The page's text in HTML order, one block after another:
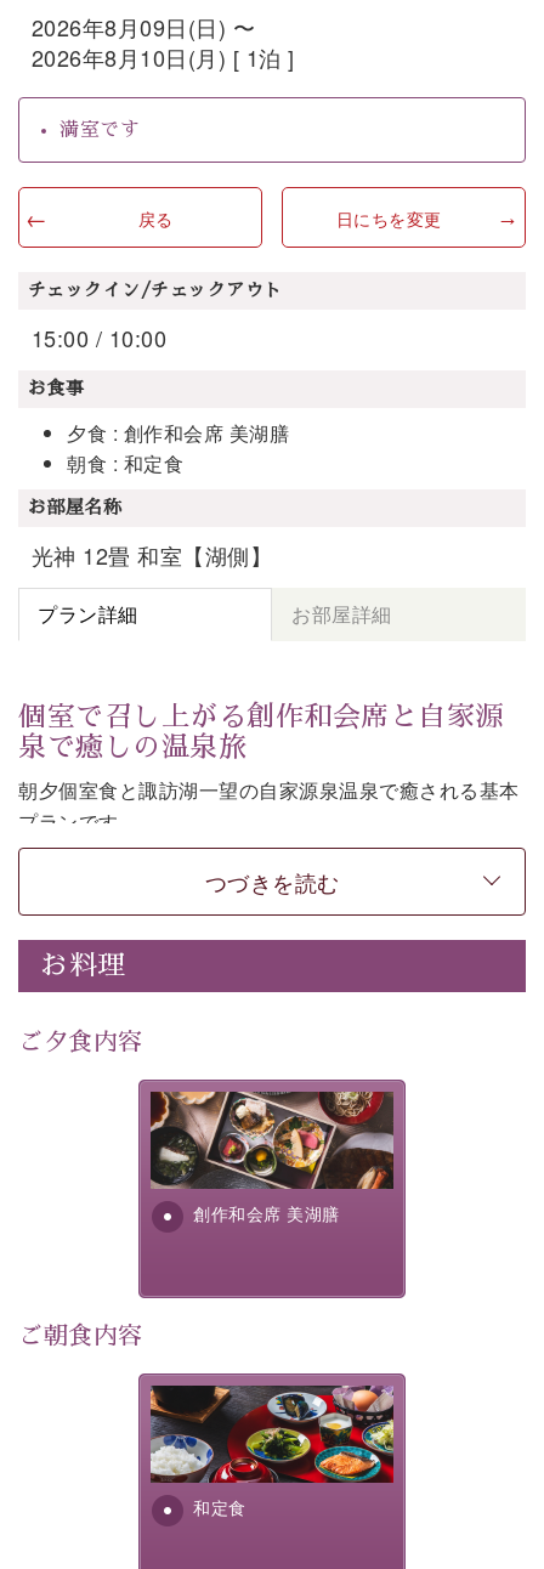
2026年8月09日(日) 〜
2026年8月10日(月) [ 1泊 ]
満室です
戻る 日にちを変更
チェックイン/チェックアウト
15:00 / 10:00
お食事
夕食 : 創作和会席 美湖膳
朝食 : 和定食
お部屋名称
光神 12畳 和室【湖側】
プラン詳細 お部屋詳細
個室で召し上がる創作和会席と自家源
泉で癒しの温泉旅
朝夕個室食と諏訪湖一望の自家源泉温泉で癒される基本
プランです。
諏訪湖を眺めながら幽玄な装飾の館内で静かに寛いでお
-----------【安心への取り組み】----------
個室料亭、貸切風呂のご利用が可能な上、 安心安全にご
滞在いただけるよう
30項目以上からなる独自の衛生・消毒プログラムの基、
徹底した衛生管理を行っております。
---------------------------------------------
・朝夕個室料亭で個室食
・諏訪大社4社を巡る無料参拝バス（事前予約制）
・館内着をご用意
・環境に配慮したアメニティをご用意
・館内フリーWi-Fi
・チェックイン15時、チェックアウト10時
・朝夕個室料亭で個室食
・夕食は地産地消の創作和会席 美湖膳（二十四節気と
つづきを読む
お料理
ご夕食内容
創作和会席 美湖膳
美湖膳とは諏訪の地で特別を
提供する為に料理長・神原 裕
明が考え出した創作和会席で
す。美しい諏訪湖の幸...
ご朝食内容
和定食
さっぱりとした和食膳に使わ
れる食材は、諏訪の名産品を
ふんだんに取り入れ、安心・
安全を心掛けた長野県産...